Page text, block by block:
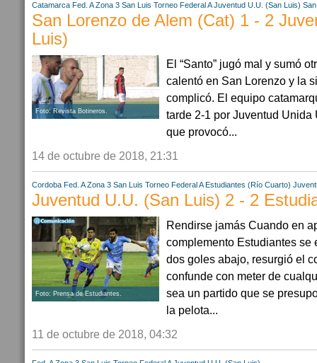
Catamarca Fed. A Zona 3 San Luis Torneo Federal A Juventud U.U. (San Luis)
San Lorenzo de Alem (Cat) 1 - 2
Luis)
Foto: Revista Botineros.
El “Santo” jugó mal y sumó
calentó en San Lorenzo y la
complicó. El equipo
tarde 2-1 por Juventud
que provocó...
14 de octubre de 2018, 21:31
Cordoba Fed. A Zona 3 San Luis Torneo Federal A Estudiantes (Río Cuarto)
Juventud U.U. (San Luis) 2 - 2
Foto: Prensa de Estudiantes.
Rendirse jamás Cuando en
complemento Estudiantes se
dos goles abajo, resurgió el
confunde con meter de
sea un partido que se
la pelota...
11 de octubre de 2018, 04:32